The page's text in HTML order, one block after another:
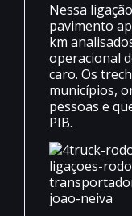
Nessa
pavimento
km
operacional
caro. Os
municípios,
pessoas e
PIB.